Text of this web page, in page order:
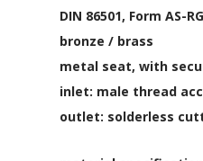
DIN 86501, Form AS-
bronze / brass
metal seat, with
inlet: male thread
outlet: solderless